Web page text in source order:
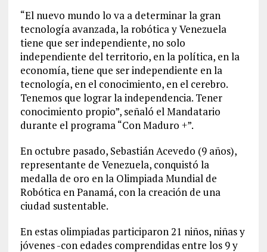
“El nuevo mundo lo va a determinar la gran
tecnología avanzada, la robótica y Venezuela
tiene que ser independiente, no solo
independiente del territorio, en la política, en la
economía, tiene que ser independiente en la
tecnología, en el conocimiento, en el cerebro.
Tenemos que lograr la independencia. Tener
conocimiento propio”, señaló el Mandatario
durante el programa “Con Maduro +”.
En octubre pasado, Sebastián Acevedo (9 años),
representante de Venezuela, conquistó la
medalla de oro en la Olimpiada Mundial de
Robótica en Panamá, con la creación de una
ciudad sustentable.
En estas olimpiadas participaron 21 niños, niñas y
jóvenes -con edades comprendidas entre los 9 y